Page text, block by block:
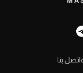
اتصل بنا